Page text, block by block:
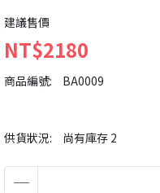
建議售價
NT$2180
商品編號: BA0009
供貨狀況: 尚有庫存 2